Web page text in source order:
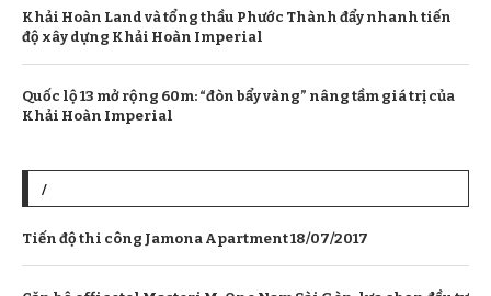
Khải Hoàn Land và tổng thầu Phước Thành đẩy nhanh tiến
độ xây dựng Khải Hoàn Imperial
Quốc lộ 13 mở rộng 60m: “đòn bẩy vàng” nâng tầm giá trị của
Khải Hoàn Imperial
/
Tiến độ thi công Jamona Apartment 18/07/2017